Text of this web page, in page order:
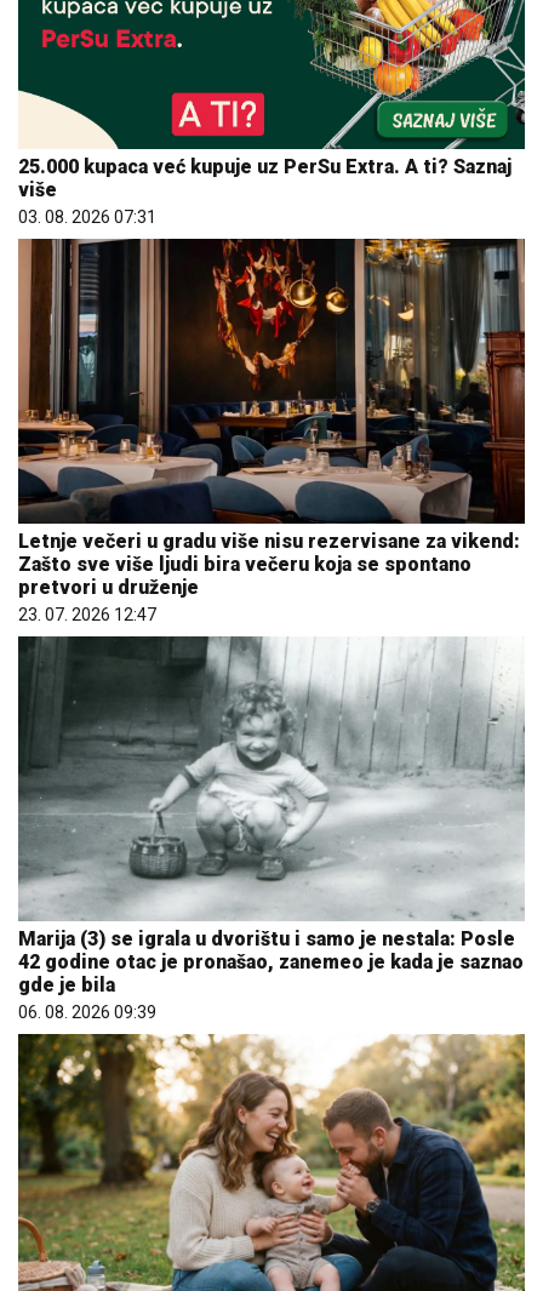
25.000 kupaca već kupuje uz PerSu Extra. A ti? Saznaj
više
03. 08. 2026 07:31
Letnje večeri u gradu više nisu rezervisane za vikend:
Zašto sve više ljudi bira večeru koja se spontano
pretvori u druženje
23. 07. 2026 12:47
Marija (3) se igrala u dvorištu i samo je nestala: Posle
42 godine otac je pronašao, zanemeo je kada je saznao
gde je bila
06. 08. 2026 09:39